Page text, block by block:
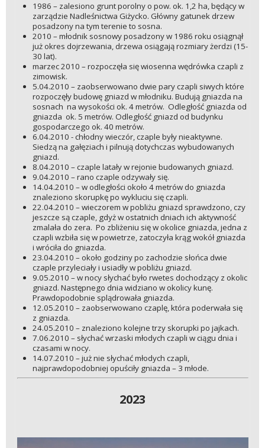
1986 – zalesiono grunt porolny o pow. ok. 1,2 ha, będący w
zarządzie Nadleśnictwa Giżycko. Główny gatunek drzew
posadzony na tym terenie to sosna.
2010 – młodnik sosnowy posadzony w 1986 roku osiągnął
już okres dojrzewania, drzewa osiągają rozmiary żerdzi (15-
30 lat).
marzec 2010 – rozpoczęła się wiosenna wędrówka czapli z
zimowisk.
5.04.2010 – zaobserwowano dwie pary czapli siwych które
rozpoczęły budowę gniazd w młodniku. Budują gniazda na
sosnach na wysokości ok. 4 metrów. Odległość gniazda od
gniazda ok. 5 metrów. Odległość gniazd od budynku
gospodarczego ok. 40 metrów.
6.04.2010 - chłodny wieczór, czaple były nieaktywne.
Siedzą na gałęziach i pilnują dotychczas wybudowanych
gniazd.
8.04.2010 – czaple latały w rejonie budowanych gniazd.
9.04.2010 – rano czaple odzywały się.
14.04.2010 – w odległości około 4 metrów do gniazda
znaleziono skorupkę po wykluciu się czapli.
22.04.2010 – wieczorem w pobliżu gniazd sprawdzono, czy
jeszcze są czaple, gdyż w ostatnich dniach ich aktywność
zmalała do zera. Po zbliżeniu się w okolice gniazda, jedna z
czapli wzbiła się w powietrze, zatoczyła krąg wokół gniazda
i wróciła do gniazda.
23.04.2010 – około godziny po zachodzie słońca dwie
czaple przyleciały i usiadły w pobliżu gniazd.
9.05.2010 – w nocy słychać było rwetes dochodzący z okolic
gniazd. Następnego dnia widziano w okolicy kunę.
Prawdopodobnie splądrowała gniazda.
12.05.2010 – zaobserwowano czaplę, która poderwała się
z gniazda.
24.05.2010 – znaleziono kolejne trzy skorupki po jajkach.
7.06.2010 – słychać wrzaski młodych czapli w ciągu dnia i
czasami w nocy.
14.07.2010 – już nie słychać młodych czapli,
najprawdopodobniej opuściły gniazda – 3 młode.
2023